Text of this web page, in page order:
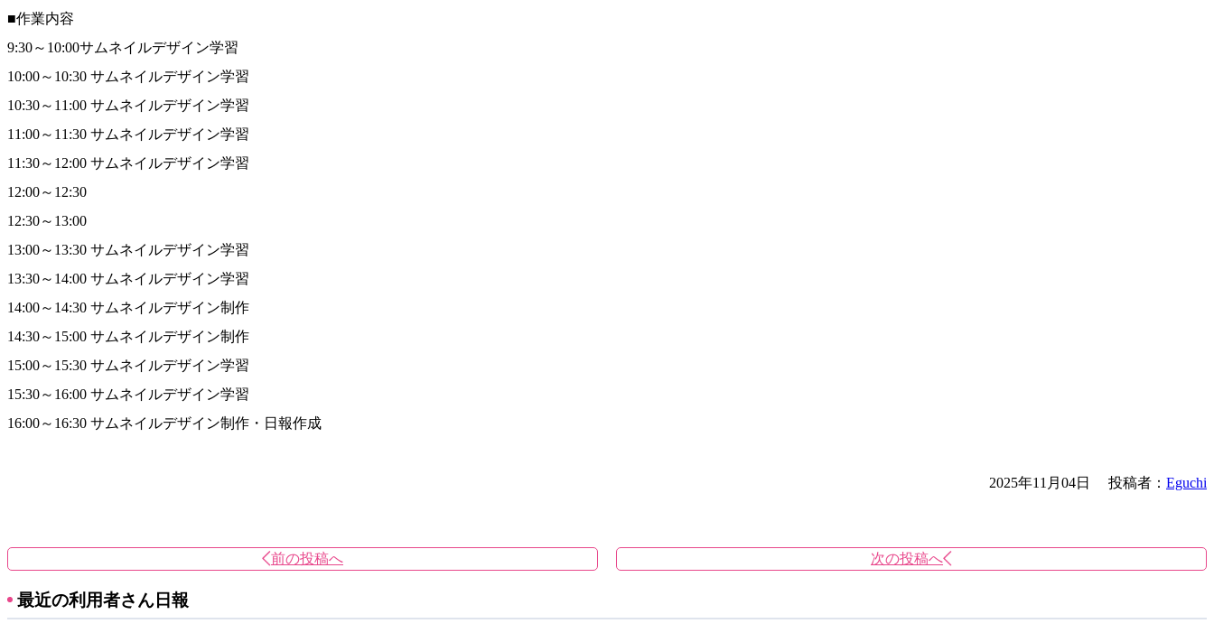
■作業内容
9:30～10:00サムネイルデザイン学習
10:00～10:30 サムネイルデザイン学習
10:30～11:00 サムネイルデザイン学習
11:00～11:30 サムネイルデザイン学習
11:30～12:00 サムネイルデザイン学習
12:00～12:30
12:30～13:00
13:00～13:30 サムネイルデザイン学習
13:30～14:00 サムネイルデザイン学習
14:00～14:30 サムネイルデザイン制作
14:30～15:00 サムネイルデザイン制作
15:00～15:30 サムネイルデザイン学習
15:30～16:00 サムネイルデザイン学習
16:00～16:30 サムネイルデザイン制作・日報作成
2025年11月04日 投稿者： Eguchi
前の投稿へ 次の投稿へ
最近の利用者さん日報